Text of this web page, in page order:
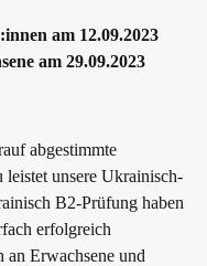
am 12.09.2023
am 29.09.2023
abgestimmte
unsere Ukrainisch-
B2-Prüfung haben
erfolgreich
Erwachsene und